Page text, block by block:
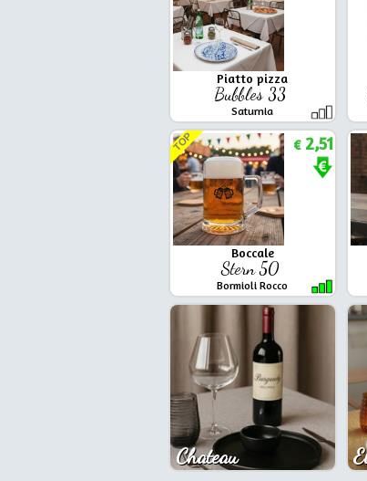
Piatto pizza
Bubbles 33
Saturnia
Boccale
Stern 50
Bormioli Rocco
TOP €2,51
Chateau